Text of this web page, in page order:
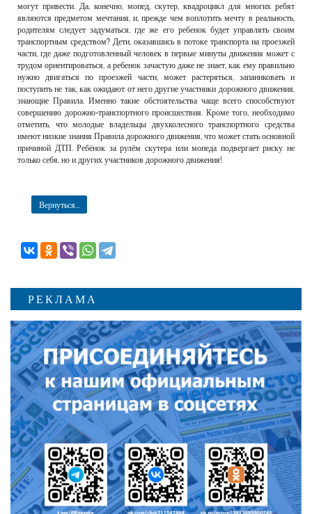
могут привести. Да, конечно, мопед, скутер, квадроцикл для многих ребят
являются предметом мечтания, и, прежде чем воплотить мечту в реальность,
родителям следует задуматься, где же его ребенок будет управлять своим
транспортным средством? Дети, оказавшись в потоке транспорта на проезжей
части, где даже подготовленный человек в первые минуты движения может с
трудом ориентироваться, а ребенок зачастую даже не знает, как ему правильно
нужно двигаться по проезжей части, может растеряться, запаниковать и
поступить не так, как ожидают от него другие участники дорожного движения,
знающие Правила. Именно такие обстоятельства чаще всего способствуют
совершению дорожно-транспортного происшествия. Кроме того, необходимо
отметить, что молодые владельцы двухколесного транспортного средства
имеют низкие знания Правила дорожного движения, что может стать основной
причиной ДТП. Ребёнок за рулём скутера или мопеда подвергает риску не
только себя, но и других участников дорожного движения!
Вернуться...
РЕКЛАМА